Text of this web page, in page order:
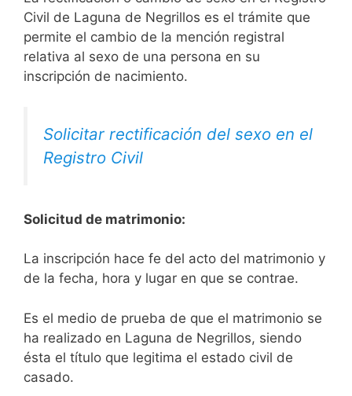
Civil de Laguna de Negrillos es el trámite que
permite el cambio de la mención registral
relativa al sexo de una persona en su
inscripción de nacimiento.
Solicitar rectificación del sexo en el
Registro Civil
Solicitud de matrimonio:
La inscripción hace fe del acto del matrimonio y
de la fecha, hora y lugar en que se contrae.
Es el medio de prueba de que el matrimonio se
ha realizado en Laguna de Negrillos, siendo
ésta el título que legitima el estado civil de
casado.